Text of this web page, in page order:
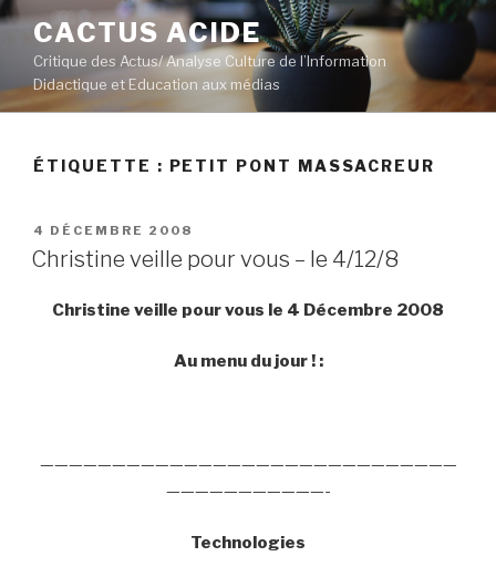
Aller
contenu
principal
CACTUS ACIDE
Critique des Actus/ Analyse Culture de l’Information
Didactique et Education aux médias
ÉTIQUETTE : PETIT PONT MASSACREUR
PUBLIÉ
LE
4 DÉCEMBRE 2008
Christine veille pour vous – le 4/12/8
Christine veille pour vous le 4 Décembre 2008
Au menu du jour ! :
—————————————————————————————
———————————-
Technologies